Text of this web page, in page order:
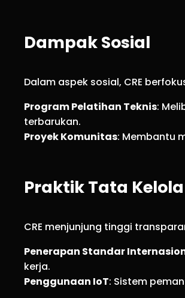
Dampak Sosial
Dalam aspek sosial, CRE
Program Pelatihan Teknis:
terbarukan.
Proyek Komunitas: Membantu
Praktik Tata Kelola
CRE menjunjung tinggi
Penerapan Standar
kerja.
Penggunaan IoT: Sistem